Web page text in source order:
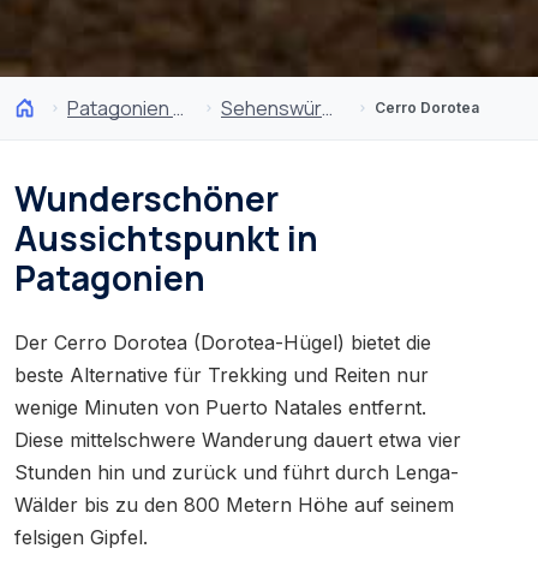
Patagonien und Antarktis Sehenswürdigkeiten Cerro Dorotea
Wunderschöner
Aussichtspunkt in
Patagonien
Der Cerro Dorotea (Dorotea-Hügel) bietet die
beste Alternative für Trekking und Reiten nur
wenige Minuten von Puerto Natales entfernt.
Diese mittelschwere Wanderung dauert etwa vier
Stunden hin und zurück und führt durch Lenga-
Wälder bis zu den 800 Metern Höhe auf seinem
felsigen Gipfel.